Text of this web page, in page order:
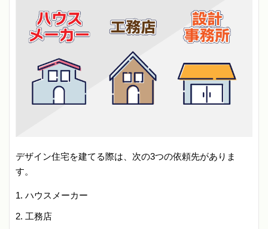
デザイン住宅を建てる際は、次の3つの依頼先がありま
す。
ハウスメーカー
工務店